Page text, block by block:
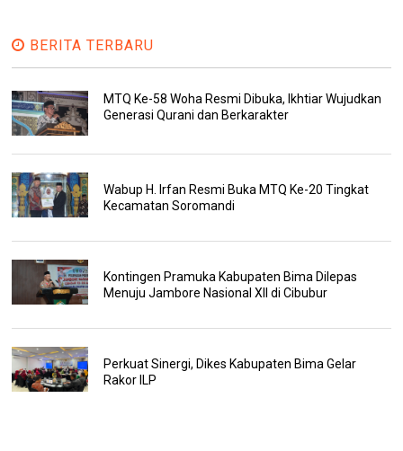
BERITA TERBARU
MTQ Ke-58 Woha Resmi Dibuka, Ikhtiar Wujudkan
Generasi Qurani dan Berkarakter
Wabup H. Irfan Resmi Buka MTQ Ke-20 Tingkat
Kecamatan Soromandi
Kontingen Pramuka Kabupaten Bima Dilepas
Menuju Jambore Nasional XII di Cibubur
Perkuat Sinergi, Dikes Kabupaten Bima Gelar
Rakor ILP